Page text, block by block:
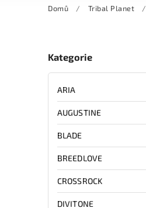
Domů / Tribal Planet /
Kategorie
ARIA
AUGUSTINE
BLADE
BREEDLOVE
CROSSROCK
DIVITONE